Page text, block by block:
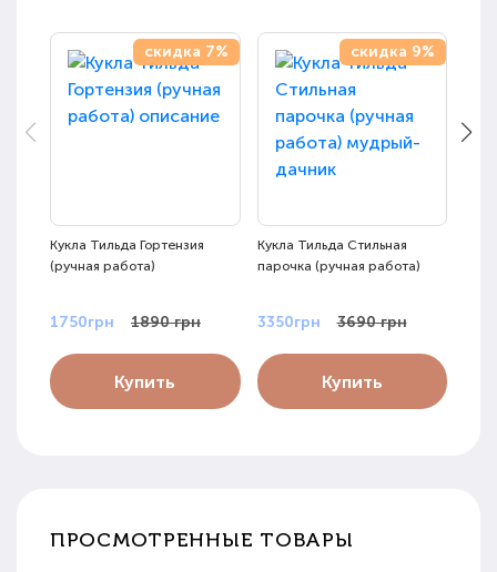
скидка 7%
Кукла Тильда Гортензия
(ручная работа)
1750грн 1890 грн
Купить
скидка 9%
Кукла Тильда Стильная
парочка (ручная работа)
3350грн 3690 грн
Купить
ПРОСМОТРЕННЫЕ ТОВАРЫ